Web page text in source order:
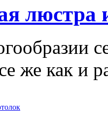
люстра
же как и